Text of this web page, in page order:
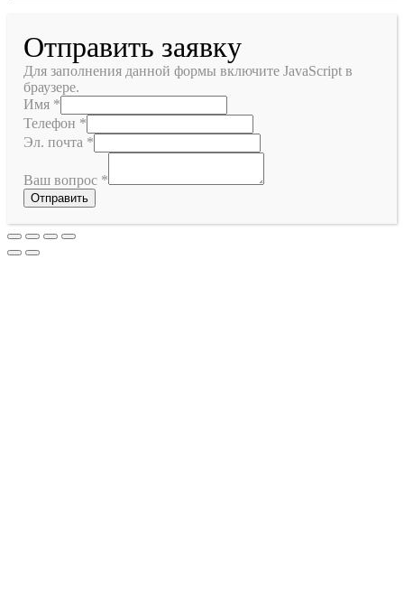
Отправить заявку
Для заполнения данной формы включите JavaScript в
браузере.
Имя *
Телефон *
Эл. почта *
Ваш вопрос *
Отправить